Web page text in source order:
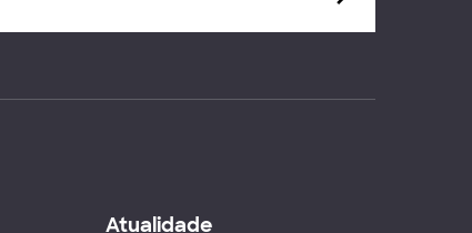
Atualidade